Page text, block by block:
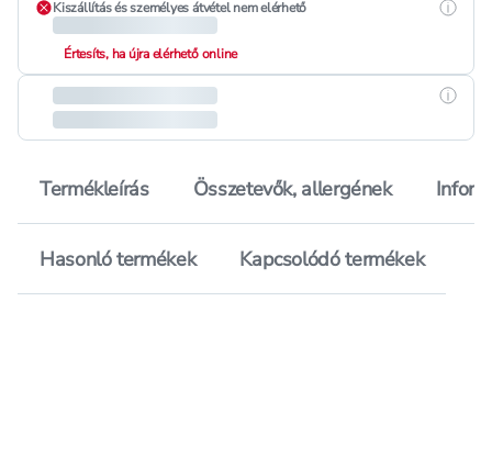
Kiszállítás és személyes átvétel nem elérhető
Értesíts, ha újra elérhető online
Termékleírás Összetevők, allergének
Hasonló termékek Kapcsolódó termékek